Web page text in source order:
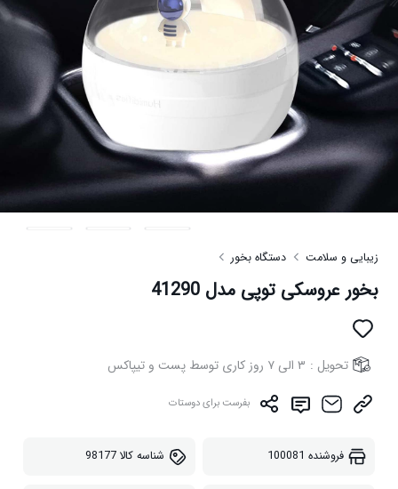
زیبایی و سلامت دستگاه بخور
بخور عروسکی توپی مدل 41290
تحویل : ۳ الی ۷ روز کاری توسط پست و تیپاکس
بفرست برای دوستات
فروشنده 100081 شناسه کالا98177